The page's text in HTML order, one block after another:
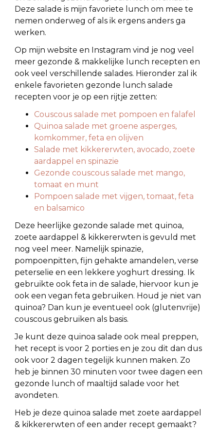
Deze salade is mijn favoriete lunch om mee te
nemen onderweg of als ik ergens anders ga
werken.
Op mijn website en Instagram vind je nog veel
meer gezonde & makkelijke lunch recepten en
ook veel verschillende salades. Hieronder zal ik
enkele favorieten gezonde lunch salade
recepten voor je op een rijtje zetten:
Couscous salade met pompoen en falafel
Quinoa salade met groene asperges,
komkommer, feta en olijven
Salade met kikkererwten, avocado, zoete
aardappel en spinazie
Gezonde couscous salade met mango,
tomaat en munt
Pompoen salade met vijgen, tomaat, feta
en balsamico
Deze heerlijke gezonde salade met quinoa,
zoete aardappel & kikkererwten is gevuld met
nog veel meer. Namelijk spinazie,
pompoenpitten, fijn gehakte amandelen, verse
peterselie en een lekkere yoghurt dressing. Ik
gebruikte ook feta in de salade, hiervoor kun je
ook een vegan feta gebruiken. Houd je niet van
quinoa? Dan kun je eventueel ook (glutenvrije)
couscous gebruiken als basis.
Je kunt deze quinoa salade ook meal preppen,
het recept is voor 2 porties en je zou dit dan dus
ook voor 2 dagen tegelijk kunnen maken. Zo
heb je binnen 30 minuten voor twee dagen een
gezonde lunch of maaltijd salade voor het
avondeten.
Heb je deze quinoa salade met zoete aardappel
& kikkererwten of een ander recept gemaakt?